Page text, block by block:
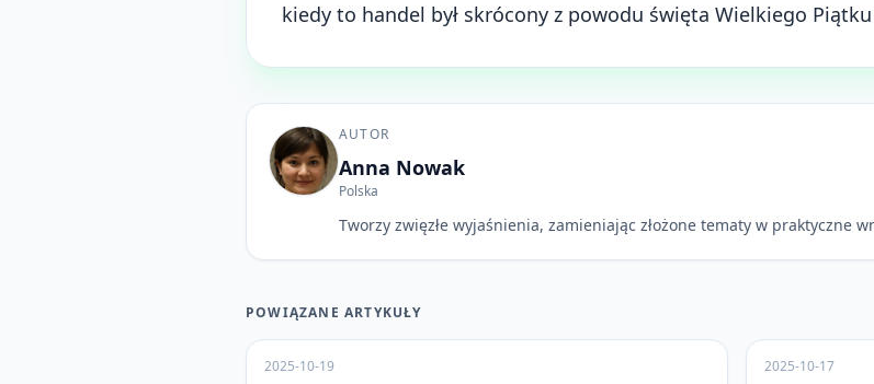
kiedy to handel był skrócony z powodu święta Wielkiego
AUTOR
Anna Nowak
Polska
Tworzy zwięzłe wyjaśnienia, zamieniając złożone tematy w praktyczne
POWIĄZANE ARTYKUŁY
2025-10-19 2025-10-17